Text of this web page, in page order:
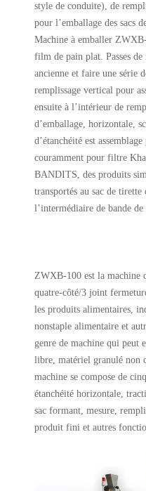
style de conduite), de
pour l’emballage des sacs
Machine à emballer
film de pain plat. Passes
ancienne et faire une série
remplissage vertical pour
ensuite à l’intérieur de
d’emballage, horizontale,
d’étanchéité est
couramment pour filtre
BANDITS, des produits
transportés au sac de
l’intermédiaire de bande
ZWXB-100 est la machine
quatre-côté/3 joint
les produits alimentaires,
nonstaple alimentaire et
genre de machine qui peut
libre, matériel granulé non
machine se compose de
étanchéité horizontale,
sac formant, mesure,
produit fini et autres